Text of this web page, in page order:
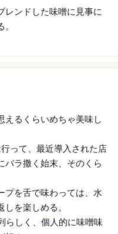
レンドした味噌に見事に
えるくらいめちゃ美味し
って、最近導入された店
バラ撒く始末、そのくら
プを舌で味わっては、水
を楽しめる。
らしく、個人的に味噌味